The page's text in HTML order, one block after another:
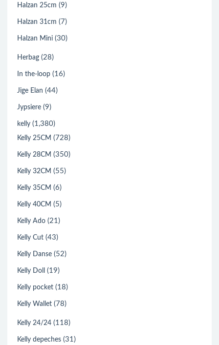
Halzan 25cm (9)
Halzan 31cm (7)
Halzan Mini (30)
Herbag (28)
In the-loop (16)
Jige Elan (44)
Jypsiere (9)
kelly (1,380)
Kelly 25CM (728)
Kelly 28CM (350)
Kelly 32CM (55)
Kelly 35CM (6)
Kelly 40CM (5)
Kelly Ado (21)
Kelly Cut (43)
Kelly Danse (52)
Kelly Doll (19)
Kelly pocket (18)
Kelly Wallet (78)
Kelly 24/24 (118)
Kelly depeches (31)